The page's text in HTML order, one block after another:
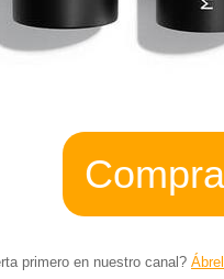
primero en nuestro canal?